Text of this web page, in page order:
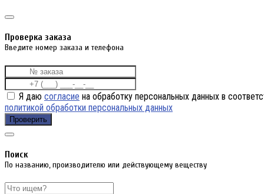
Проверка заказа
Введите номер заказа и телефона
Я даю согласие на обработку персональных данных в
политикой обработки персональных данных
Проверить
Поиск
По названию, производителю или действующему веществу